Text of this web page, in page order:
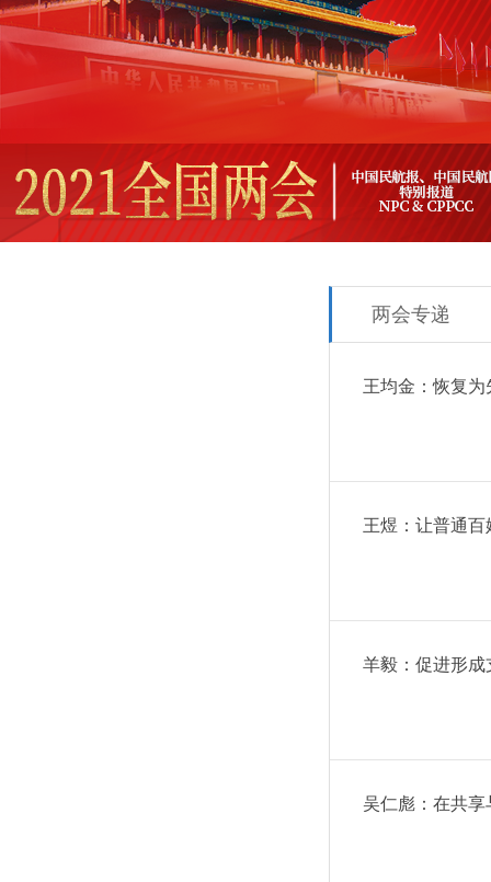
两会专递
王均金：恢复为
王煜：让普通
羊毅：促进形
吴仁彪：在共